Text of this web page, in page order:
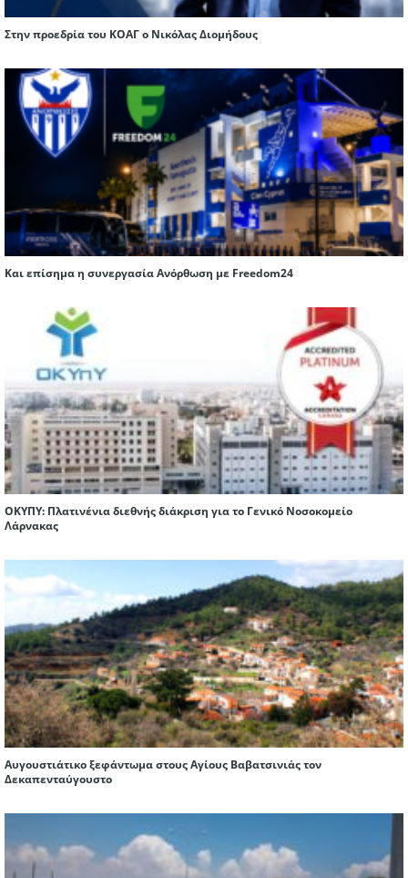
Στην προεδρία του ΚΟΑΓ ο Νικόλας Διομήδους
Και επίσημα η συνεργασία Ανόρθωση με Freedom24
ΟΚΥΠΥ: Πλατινένια διεθνής διάκριση για το Γενικό Νοσοκομείο
Λάρνακας
Αυγουστιάτικο ξεφάντωμα στους Αγίους Βαβατσινιάς τον
Δεκαπενταύγουστο